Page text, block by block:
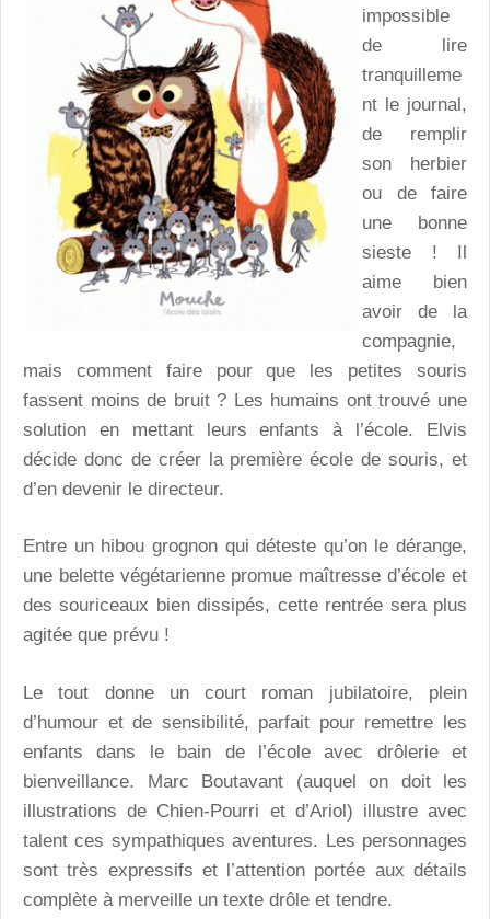
impossible
de lire
tranquilleme
nt le journal,
de remplir
son herbier
ou de faire
une bonne
sieste ! Il
aime bien
avoir de la
compagnie,
mais comment faire pour que les petites souris
fassent moins de bruit ? Les humains ont trouvé une
solution en mettant leurs enfants à l’école. Elvis
décide donc de créer la première école de souris, et
d’en devenir le directeur.
Entre un hibou grognon qui déteste qu’on le dérange,
une belette végétarienne promue maîtresse d’école et
des souriceaux bien dissipés, cette rentrée sera plus
agitée que prévu !
Le tout donne un court roman jubilatoire, plein
d’humour et de sensibilité, parfait pour remettre les
enfants dans le bain de l’école avec drôlerie et
bienveillance. Marc Boutavant (auquel on doit les
illustrations de Chien-Pourri et d’Ariol) illustre avec
talent ces sympathiques aventures. Les personnages
sont très expressifs et l’attention portée aux détails
complète à merveille un texte drôle et tendre.